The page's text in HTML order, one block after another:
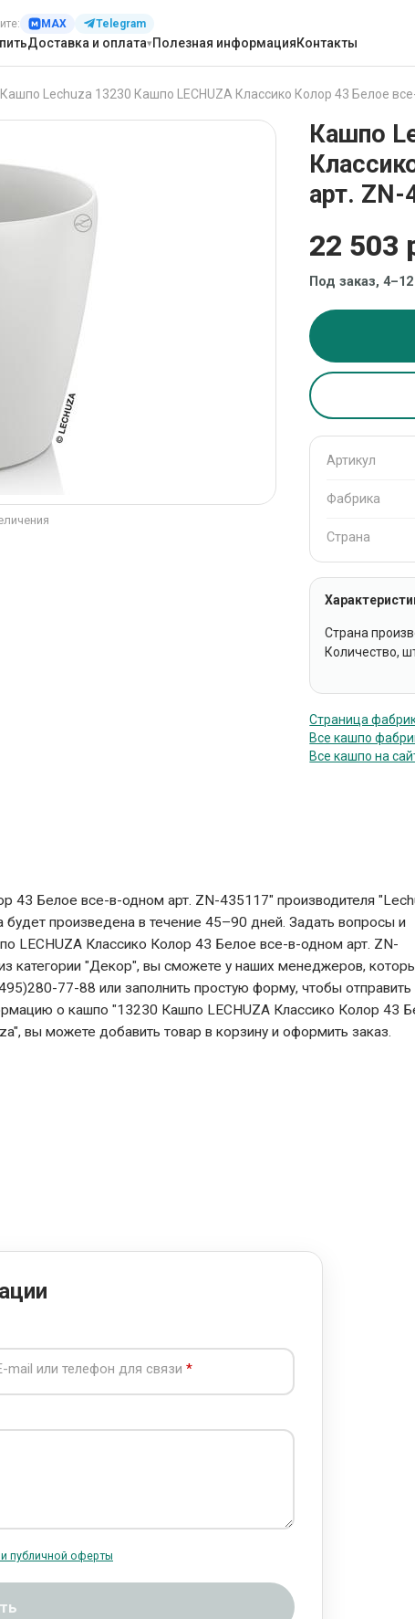
MAX Telegram
Доставка и оплата Полезная информацияКонтакты
Кашпо Lechuza 13230 Кашпо LECHUZA Классико Колор 43 Белое
Кашпо
арт. ZN-
22 503
Под заказ,
Артикул
Фабрика
Страна
Страна
Количество,
Страница
Все кашпо
Все кашпо на
43 Белое все-в-одном арт. ZN-435117" производителя
будет произведена в течение 45–90 дней. Задать вопросы и
LECHUZA Классико Колор 43 Белое все-в-одном арт. ZN-
категории "Декор", вы сможете у наших менеджеров,
77-88 или заполнить простую форму, чтобы отправить
о кашпо "13230 Кашпо LECHUZA Классико Колор 43
вы можете добавить товар в корзину и оформить заказ.
mail или телефон для связи
публичной оферты